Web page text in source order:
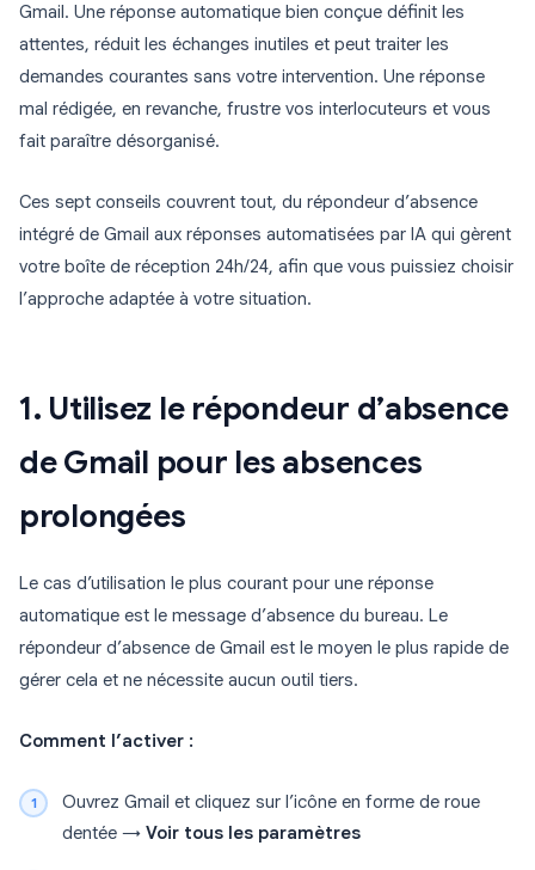
Gmail. Une réponse automatique bien conçue définit les
attentes, réduit les échanges inutiles et peut traiter les
demandes courantes sans votre intervention. Une réponse
mal rédigée, en revanche, frustre vos interlocuteurs et vous
fait paraître désorganisé.
Ces sept conseils couvrent tout, du répondeur d’absence
intégré de Gmail aux réponses automatisées par IA qui gèrent
votre boîte de réception 24h/24, afin que vous puissiez choisir
l’approche adaptée à votre situation.
1. Utilisez le répondeur d’absence
de Gmail pour les absences
prolongées
Le cas d’utilisation le plus courant pour une réponse
automatique est le message d’absence du bureau. Le
répondeur d’absence de Gmail est le moyen le plus rapide de
gérer cela et ne nécessite aucun outil tiers.
Comment l’activer :
Ouvrez Gmail et cliquez sur l’icône en forme de roue
dentée → Voir tous les paramètres